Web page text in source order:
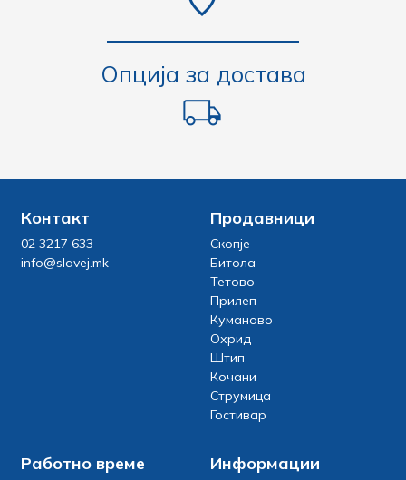
Опција за достава
Контакт
02 3217 633
info@slavej.mk
Продавници
Скопје
Битола
Тетово
Прилеп
Куманово
Охрид
Штип
Кочани
Струмица
Гостивар
Работно време Информации